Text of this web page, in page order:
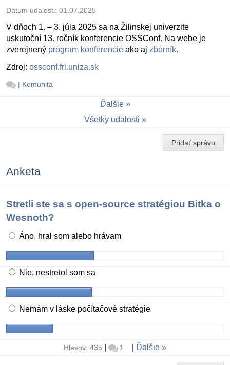
Dátum udalosti: 01.07.2025
V dňoch 1. – 3. júla 2025 sa na Žilinskej univerzite
uskutoční 13. ročník konferencie OSSConf. Na webe je
zverejnený program konferencie ako aj zborník.
Zdroj: ossconf.fri.uniza.sk
| Komunita
Ďalšie
Všetky udalosti
Pridať správu
Anketa
Stretli ste sa s open-source stratégiou Bitka o
Wesnoth?
Áno, hral som alebo hrávam
Nie, nestretol som sa
Nemám v láske počítačové stratégie
Hlasov: 435 1 Ďalšie